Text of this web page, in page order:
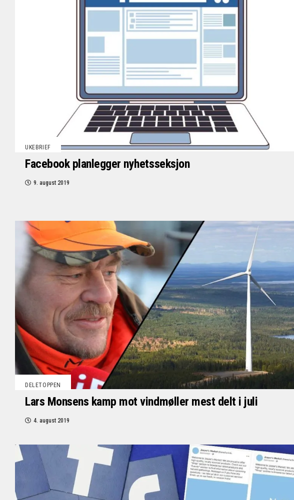
UKEBRIEF
Facebook planlegger nyhetsseksjon
9. august 2019
DELETOPPEN
Lars Monsens kamp mot vindmøller mest delt i juli
4. august 2019